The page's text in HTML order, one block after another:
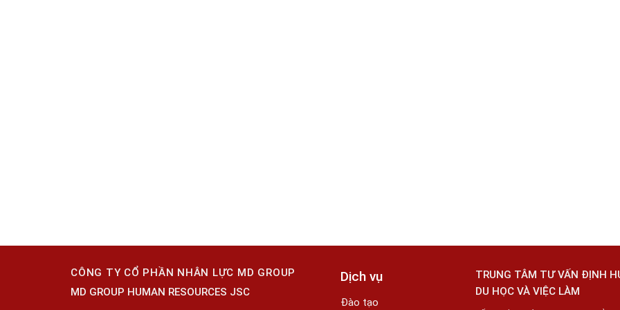
CÔNG TY CỔ PHẦN NHÂN LỰC MD GROUP
MD GROUP HUMAN RESOURCES JSC
Dịch vụ
Đào tạo
TRUNG TÂM TƯ VẤN ĐỊNH
DU HỌC VÀ VIỆC LÀM